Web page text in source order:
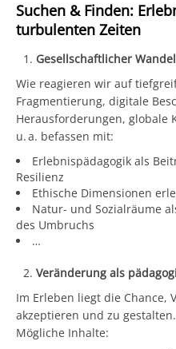
Suchen & Finden:
turbulenten Zeiten
Gesellschaftlicher
Wie reagieren wir auf
Fragmentierung, digitale
Herausforderungen, globale
u. a. befassen mit:
Erlebnispädagogik als
Resilienz
Ethische Dimensionen
Natur- und Sozialräume
des Umbruchs
…
Veränderung als
Im Erleben liegt die Chance,
akzeptieren und zu gestalten.
Mögliche Inhalte: